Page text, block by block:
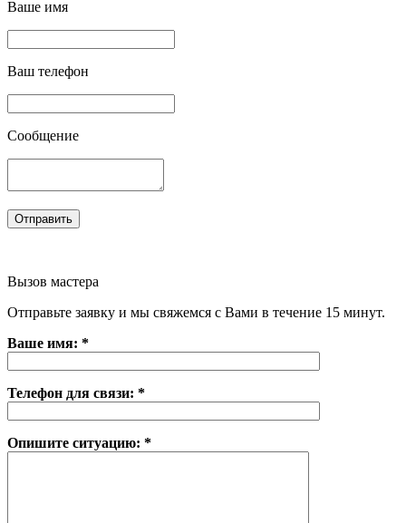
Ваше имя
Ваш телефон
Сообщение
Вызов мастера
Отправьте заявку и мы свяжемся с Вами в течение 15 минут.
Ваше имя: *
Телефон для связи: *
Опишите ситуацию: *